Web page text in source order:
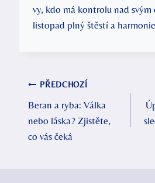
vy, kdo má kontrolu nad svým
listopad plný štěstí a
Navigace
pro
příspěvek
PŘEDCHOZÍ
Beran a ryba: Válka
nebo láska? Zjistěte,
co vás čeká